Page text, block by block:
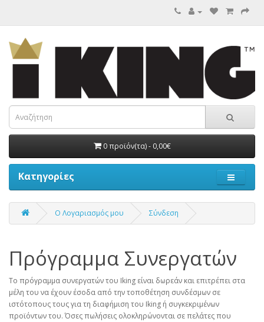
0 προϊόν(τα) - 0,00€
Κατηγορίες
O Λογαριασμός μου Σύνδεση
Πρόγραμμα Συνεργατών
Το πρόγραμμα συνεργατών του Iking είναι δωρεάν και επιτρέπει στα
μέλη του να έχουν έσοδα από την τοποθέτηση συνδέσμων σε
ιστότοπους τους για τη διαφήμιση του Iking ή συγκεκριμένων
προϊόντων του. Όσες πωλήσεις ολοκληρώνονται σε πελάτες που